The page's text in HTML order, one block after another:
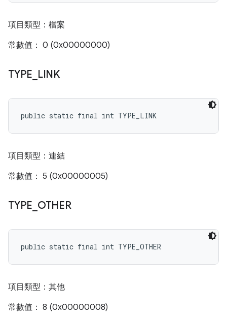
項目類型：檔案
常數值： 0 (0x00000000)
TYPE LINK
public static final int TYPE_LINK
項目類型：連結
常數值： 5 (0x00000005)
TYPE OTHER
public static final int TYPE_OTHER
項目類型：其他
常數值： 8 (0x00000008)